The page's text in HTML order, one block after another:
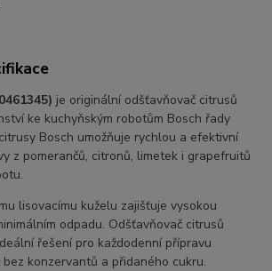
je originální odšťavňovač citrusů
ke kuchyňským robotům Bosch řady
Bosch umožňuje rychlou a efektivní
z pomerančů, citronů, limetek i grapefruitů
lisovacímu kuželu zajišťuje vysokou
odpadu. Odšťavňovač citrusů
řešení pro každodenní přípravu
konzervantů a přidaného cukru.